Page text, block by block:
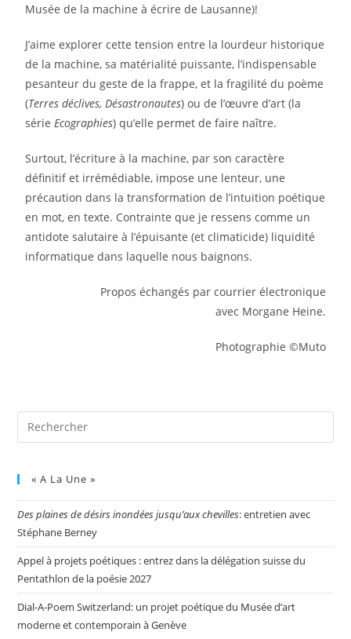
Musée de la machine à écrire de Lausanne)!
J’aime explorer cette tension entre la lourdeur historique
de la machine, sa matérialité puissante, l’indispensable
pesanteur du geste de la frappe, et la fragilité du poème
(Terres déclives, Désastronautes) ou de l’œuvre d’art (la
sérieEcographies) qu’elle permet de faire naître.
Surtout, l’écriture à la machine, par son caractère
définitif et irrémédiable, impose une lenteur, une
précaution dans la transformation de l’intuition poétique
en mot, en texte. Contrainte que je ressens comme un
antidote salutaire à l’épuisante (et climaticide) liquidité
informatique dans laquelle nous baignons.
Propos échangés par courrier électronique
avec Morgane Heine.
Photographie ©Muto
« A La Une »
Des plaines de désirs inondées jusqu’aux chevilles: entretien avec
Stéphane Berney
Appel à projets poétiques : entrez dans la délégation suisse du
Pentathlon de la poésie 2027
Dial-A-Poem Switzerland: un projet poétique du Musée d’art
moderne et contemporain à Genève